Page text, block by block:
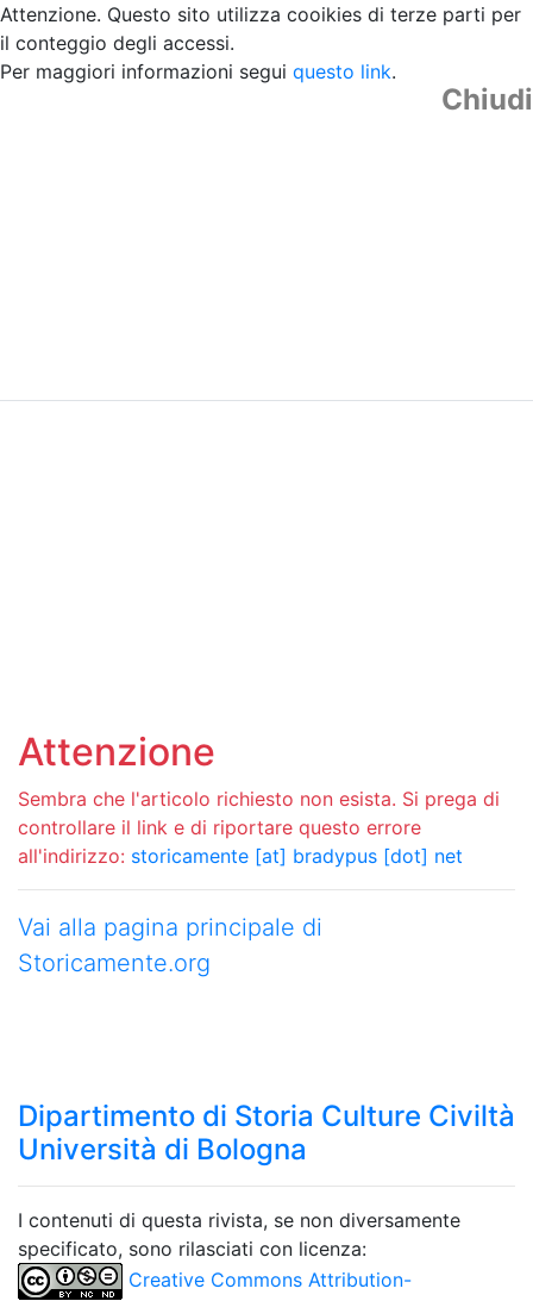
Attenzione. Questo sito utilizza cooikies di terze parti per
il conteggio degli accessi.
Per maggiori informazioni segui questo link.
Chiudi
Attenzione
Sembra che l'articolo richiesto non esista. Si prega di
controllare il link e di riportare questo errore
all'indirizzo: storicamente [at] bradypus [dot] net
Vai alla pagina principale di
Storicamente.org
Dipartimento di Storia Culture Civiltà
Università di Bologna
I contenuti di questa rivista, se non diversamente
specificato, sono rilasciati con licenza:
Creative Commons Attribution-